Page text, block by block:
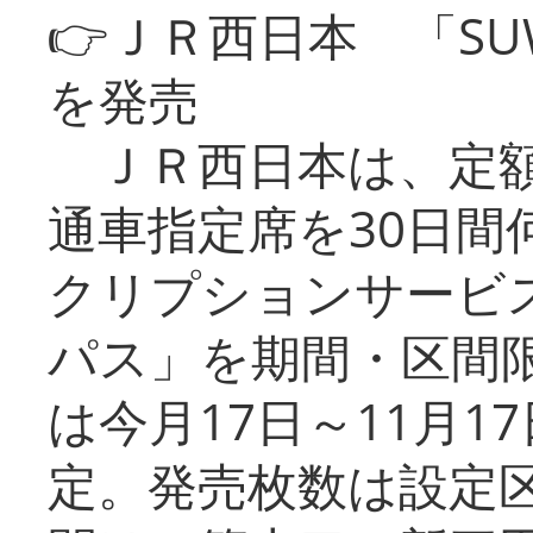
👉ＪＲ西日本 「
を発売
ＪＲ西日本は、定
通車指定席を30日間
クリプションサービ
パス」を期間・区間
は今月17日～11月
定。発売枚数は設定